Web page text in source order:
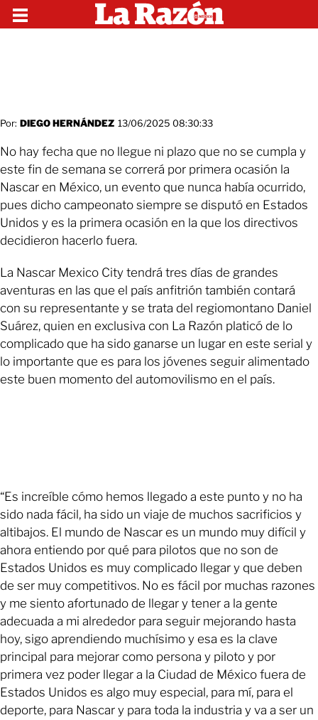
Por: DIEGO HERNÁNDEZ 13/06/2025 08:30:33
No hay fecha que no llegue ni plazo que no se cumpla y
este fin de semana se correrá por primera ocasión la
Nascar en México, un evento que nunca había ocurrido,
pues dicho campeonato siempre se disputó en Estados
Unidos y es la primera ocasión en la que los directivos
decidieron hacerlo fuera.
La Nascar Mexico City tendrá tres días de grandes
aventuras en las que el país anfitrión también contará
con su representante y se trata del regiomontano Daniel
Suárez, quien en exclusiva con La Razón platicó de lo
complicado que ha sido ganarse un lugar en este serial y
lo importante que es para los jóvenes seguir alimentado
este buen momento del automovilismo en el país.
“Es increíble cómo hemos llegado a este punto y no ha
sido nada fácil, ha sido un viaje de muchos sacrificios y
altibajos. El mundo de Nascar es un mundo muy difícil y
ahora entiendo por qué para pilotos que no son de
Estados Unidos es muy complicado llegar y que deben
de ser muy competitivos. No es fácil por muchas razones
y me siento afortunado de llegar y tener a la gente
adecuada a mi alrededor para seguir mejorando hasta
hoy, sigo aprendiendo muchísimo y esa es la clave
principal para mejorar como persona y piloto y por
primera vez poder llegar a la Ciudad de México fuera de
Estados Unidos es algo muy especial, para mí, para el
deporte, para Nascar y para toda la industria y va a ser un